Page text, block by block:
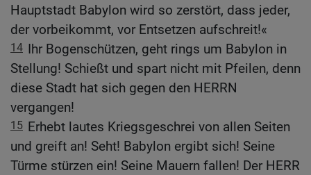
Hauptstadt Babylon wird so zerstört, dass jeder,
der vorbeikommt, vor Entsetzen aufschreit!«
14 Ihr Bogenschützen, geht rings um Babylon in
Stellung! Schießt und spart nicht mit Pfeilen, denn
diese Stadt hat sich gegen den HERRN
vergangen!
15 Erhebt lautes Kriegsgeschrei von allen Seiten
und greift an! Seht! Babylon ergibt sich! Seine
Türme stürzen ein! Seine Mauern fallen! Der HERR